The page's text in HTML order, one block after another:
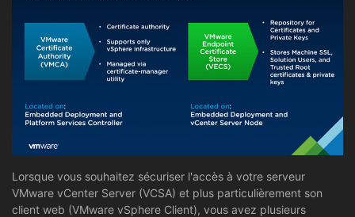
Lorsque vous souhaitez sécuriser l'accès à votre serveur
VMware vCenter Server (VCSA) et plus particulièrement son
client web (VMware vSphere Client), vous avez plusieurs